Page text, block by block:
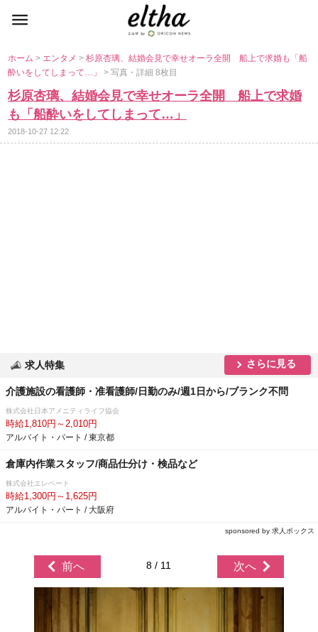
ホーム> エンタメ>杉原杏璃、結婚会見で幸せオーラ全開 船上で求婚も「船
酔いをしてしまって…」> 写真・詳細 8枚目
杉原杏璃、結婚会見で幸せオーラ全開 船上で求婚
も「船酔いをしてしまって…」
2018-10-27 12:22
求人特集 さらに見る
介護施設の看護師・准看護師/日勤のみ/週1日から/ブランク不問
株式会社日本アメニティライフ協会
時給1,810円～2,010円
アルバイト・パート / 東京都
倉庫内作業スタッフ/商品仕分け・検品など
株式会社エレベート
時給1,300円～1,625円
アルバイト・パート / 大阪府
sponsored by 求人ボックス
前へ 8 / 11 次へ